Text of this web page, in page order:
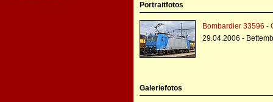
Portraitfotos
Bombardier 33596 -
29.04.2006 -
Galeriefotos